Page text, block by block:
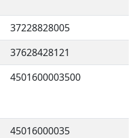
37228828005
37628428121
4501600003500
45016000035